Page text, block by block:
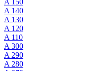
A 140
A 130
A 120
A 110
A 300
A 290
A 280